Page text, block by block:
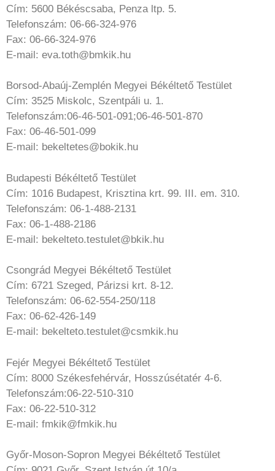
Cím: 5600 Békéscsaba, Penza ltp. 5.
Telefonszám: 06-66-324-976
Fax: 06-66-324-976
E-mail: eva.toth@bmkik.hu
Borsod-Abaúj-Zemplén Megyei Békéltető Testület
Cím: 3525 Miskolc, Szentpáli u. 1.
Telefonszám:06-46-501-091;06-46-501-870
Fax: 06-46-501-099
E-mail: bekeltetes@bokik.hu
Budapesti Békéltető Testület
Cím: 1016 Budapest, Krisztina krt. 99. III. em. 310.
Telefonszám: 06-1-488-2131
Fax: 06-1-488-2186
E-mail: bekelteto.testulet@bkik.hu
Csongrád Megyei Békéltető Testület
Cím: 6721 Szeged, Párizsi krt. 8-12.
Telefonszám: 06-62-554-250/118
Fax: 06-62-426-149
E-mail: bekelteto.testulet@csmkik.hu
Fejér Megyei Békéltető Testület
Cím: 8000 Székesfehérvár, Hosszúsétatér 4-6.
Telefonszám:06-22-510-310
Fax: 06-22-510-312
E-mail: fmkik@fmkik.hu
Győr-Moson-Sopron Megyei Békéltető Testület